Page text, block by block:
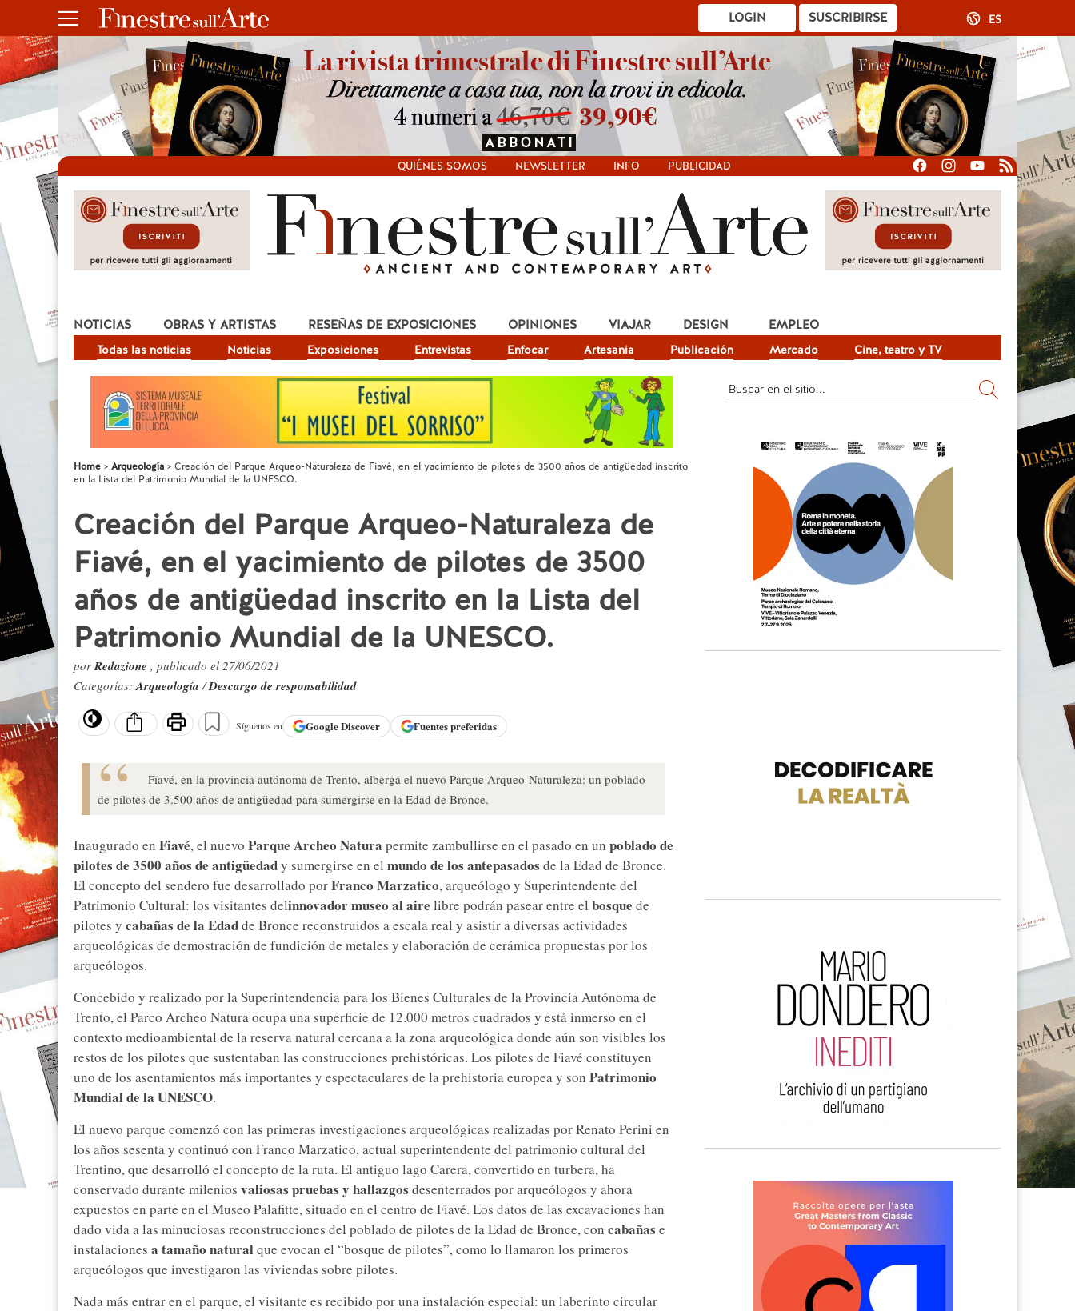
SUSCRIBIRSE
LOGIN ES
QUIÉNES SOMOS NEWSLETTER INFO PUBLICIDAD
NOTICIAS
Todas las noticias Noticias Exposiciones Entrevistas Enfocar Artesania Publicación Mercado Cine, teatro y TV
OBRAS Y ARTISTAS RESEÑAS DE EXPOSICIONES OPINIONES VIAJAR DESIGN EMPLEO
Home Arqueología
Creación del Parque Arqueo-Naturaleza de Fiavé, en el yacimiento de pilotes de 3500 años de antigüedad inscrito
en la Lista del Patrimonio Mundial de la UNESCO.
Creación del Parque Arqueo-Naturaleza de
Fiavé, en el yacimiento de pilotes de 3500
años de antigüedad inscrito en la Lista del
Patrimonio Mundial de la UNESCO.
porRedazione , publicado el 27/06/2021
Categorías:Arqueología/Descargo de responsabilidad
Síguenos en GoogleDiscover Fuentes preferidas
Fiavé, en la provincia autónoma de Trento, alberga el nuevo Parque Arqueo-Naturaleza: un poblado
de pilotes de 3.500 años de antigüedad para sumergirse en la Edad de Bronce.
Inaugurado en Fiavé, el nuevo Parque Archeo Natura permite zambullirse en el pasado en un poblado de
pilotes de 3500 años de antigüedady sumergirse en el mundo de los antepasados de la Edad de Bronce.
El concepto del sendero fue desarrollado porFranco Marzatico, arqueólogo y Superintendente del
Patrimonio Cultural: los visitantes delinnovador museo al aire libre podrán pasear entre el bosque de
pilotes y cabañas de la Edadde Bronce reconstruidos a escala real y asistir a diversas actividades
arqueológicas de demostración de fundición de metales y elaboración de cerámica propuestas por los
arqueólogos.
Concebido y realizado por la Superintendencia para los Bienes Culturales de la Provincia Autónoma de
Trento, el Parco Archeo Natura ocupa una superficie de 12.000 metros cuadrados y está inmerso en el
contexto medioambiental de la reserva natural cercana a la zona arqueológica donde aún son visibles los
restos de los pilotes que sustentaban las construcciones prehistóricas. Los pilotes de Fiavé constituyen
uno de los asentamientos más importantes y espectaculares de la prehistoria europea y son Patrimonio
Mundial de la UNESCO.
El nuevo parque comenzó con las primeras investigaciones arqueológicas realizadas por Renato Perini en
los años sesenta y continuó con Franco Marzatico, actual superintendente del patrimonio cultural del
Trentino, que desarrolló el concepto de la ruta. El antiguo lago Carera, convertido en turbera, ha
conservado durante milenios valiosas pruebas y hallazgos desenterrados por arqueólogos y ahora
expuestos en parte en el Museo Palafitte, situado en el centro de Fiavé. Los datos de las excavaciones han
dado vida a las minuciosas reconstrucciones del poblado de pilotes de la Edad de Bronce, con cabañas e
instalaciones a tamaño naturalque evocan el “bosque de pilotes”, como lo llamaron los primeros
arqueólogos que investigaron las viviendas sobre pilotes.
Nada más entrar en el parque, el visitante es recibido por una instalación especial: un laberinto circular